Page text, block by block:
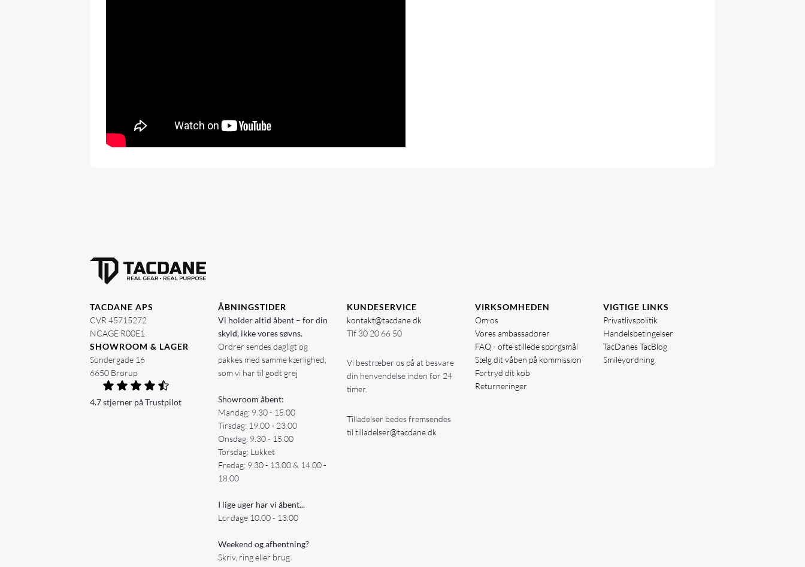
TACDANE APS
CVR 45715272
NCAGE R00E1
SHOWROOM & LAGER
Søndergade 16
6650 Brørup
4.7 stjerner på Trustpilot
ÅBNINGSTIDER
Vi holder altid åbent – for din
skyld, ikke vores søvns.
Ordrer sendes dagligt og
pakkes med samme kærlighed,
som vi har til godt grej
Showroom åbent:
Mandag: 9.30 - 15.00
Tirsdag: 19.00 - 23.00
Onsdag: 9.30 - 15.00
Torsdag: Lukket
Fredag: 9.30 - 13.00 & 14.00 -
18.00
I lige uger har vi åbent...
Lørdage 10.00 - 13.00
Weekend og afhentning?
Skriv, ring eller brug
KUNDESERVICE
kontakt@tacdane.dk
Tlf 30 20 66 50
Vi bestræber os på at besvare
din henvendelse inden for 24
timer.
Tilladelser bedes fremsendes
til tilladelser@tacdane.dk
VIRKSOMHEDEN
Om os
Vores ambassadører
FAQ - ofte stillede spørgsmål
Sælg dit våben på kommission
Fortryd dit køb
Returneringer
VIGTIGE LINKS
Privatlivspolitik
Handelsbetingelser
TacDanes TacBlog
Smileyordning